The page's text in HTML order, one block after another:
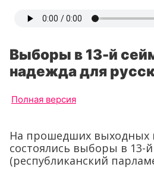
Выборы в 13-й
надежда для
Полная версия
На прошедших выходных
состоялись выборы в 13-
(республиканский